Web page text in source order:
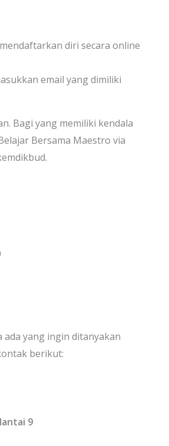
diri secara online
email yang dimiliki
Bagi yang memiliki kendala
Bersama Maestro via
ada yang ingin ditanyakan
berikut:
9